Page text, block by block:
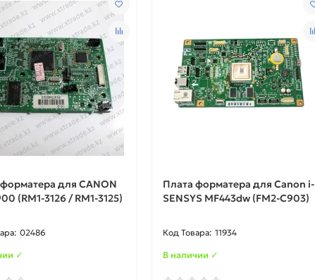
для CANON
(RM1-3126 / RM1-3125)
02486
✓
Плата форматера для Canon i-
SENSYS MF443dw (FM2-C903)
11934
В наличии ✓